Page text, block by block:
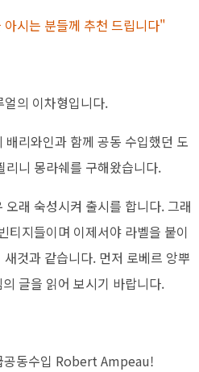
시는 분들께 추천 드립니다"
얼의 이차형입니다.
리와인과 함께 공동 수입했던 도
리니 몽라쉐를 구해왔습니다.
래 숙성시켜 출시를 합니다. 그래
티지들이며 이제서야 라벨을 붙이
것과 같습니다. 먼저 로베르 앙뿌
글을 읽어 보시기 바랍니다.
공동수입 Robert Ampeau!